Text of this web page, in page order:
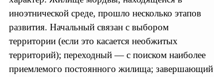
иноэтнической среде, прошло несколько этапов
развития. Начальный связан с выбором
территории (если это касается необжитых
территорий); переходный — с поиском наиболее
приемлемого постоянного жилища; завершающий